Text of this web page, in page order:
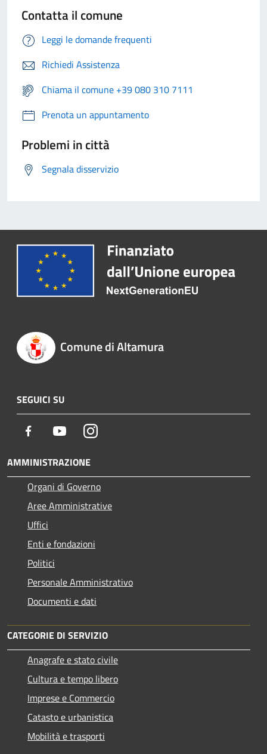
Contatta il comune
Leggi le domande frequenti
Richiedi Assistenza
Chiama il comune +39 080 310 7111
Prenota un appuntamento
Problemi in città
Segnala disservizio
Comune di Altamura
SEGUICI SU
Facebook YoutubeInstagram
AMMINISTRAZIONE
Organi di Governo
Aree Amministrative
Uffici
Enti e fondazioni
Politici
Personale Amministrativo
Documenti e dati
CATEGORIE DI SERVIZIO
Anagrafe e stato civile
Cultura e tempo libero
Imprese e Commercio
Catasto e urbanistica
Mobilità e trasporti